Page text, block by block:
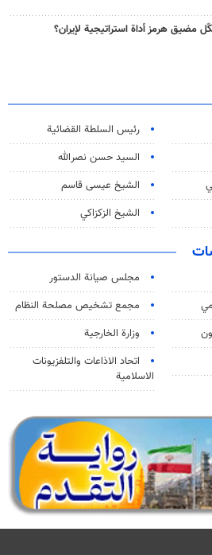
مضيق هرمز أداة استراتيجية لإيران؟
رئیس السلطة القضائیة
السيد حسن نصرالله
الشيخ عيسى قاسم
الشيخ الزكزاكي
مجلس صيانة الدستور
مجمع تشخيص مصلحة النظام
وزارة الخارجية
اتحاد الاذاعات والتلفزيونات
الاسلامية